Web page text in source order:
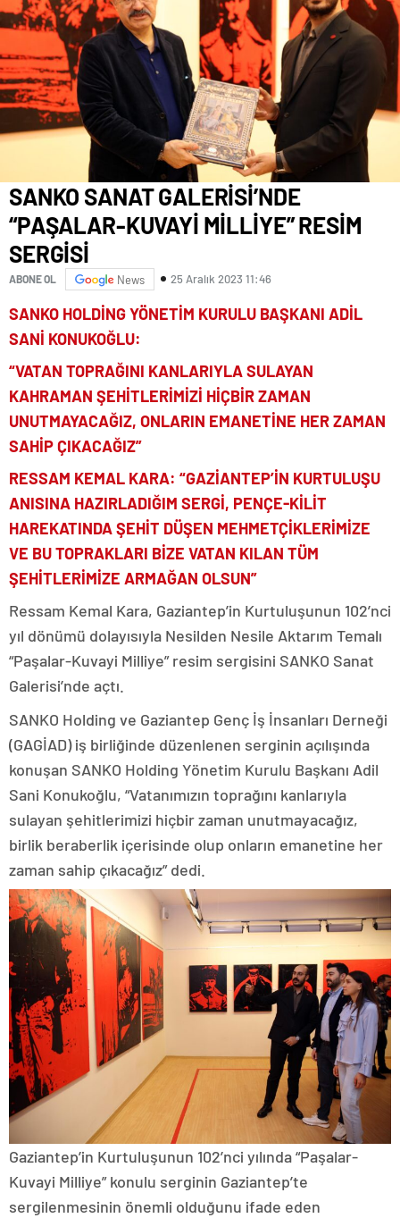
SANKO SANAT GALERİSİ’NDE
“PAŞALAR-KUVAYİ MİLLİYE” RESİM
SERGİSİ
ABONE OL News 25 Aralık 2023 11:46
SANKO HOLDİNG YÖNETİM KURULU BAŞKANI ADİL
SANİ KONUKOĞLU:
“VATAN TOPRAĞINI KANLARIYLA SULAYAN
KAHRAMAN ŞEHİTLERİMİZİ HİÇBİR ZAMAN
UNUTMAYACAĞIZ, ONLARIN EMANETİNE HER ZAMAN
SAHİP ÇIKACAĞIZ”
RESSAM KEMAL KARA: “GAZİANTEP’İN KURTULUŞU
ANISINA HAZIRLADIĞIM SERGİ, PENÇE-KİLİT
HAREKATINDA ŞEHİT DÜŞEN MEHMETÇİKLERİMİZE
VE BU TOPRAKLARI BİZE VATAN KILAN TÜM
ŞEHİTLERİMİZE ARMAĞAN OLSUN”
Ressam Kemal Kara, Gaziantep’in Kurtuluşunun 102’nci
yıl dönümü dolayısıyla Nesilden Nesile Aktarım Temalı
“Paşalar-Kuvayi Milliye” resim sergisini SANKO Sanat
Galerisi’nde açtı.
SANKO Holding ve Gaziantep Genç İş İnsanları Derneği
(GAGİAD) iş birliğinde düzenlenen serginin açılışında
konuşan SANKO Holding Yönetim Kurulu Başkanı Adil
Sani Konukoğlu, “Vatanımızın toprağını kanlarıyla
sulayan şehitlerimizi hiçbir zaman unutmayacağız,
birlik beraberlik içerisinde olup onların emanetine her
zaman sahip çıkacağız” dedi.
Gaziantep’in Kurtuluşunun 102’nci yılında “Paşalar-
Kuvayi Milliye” konulu serginin Gaziantep’te
sergilenmesinin önemli olduğunu ifade eden